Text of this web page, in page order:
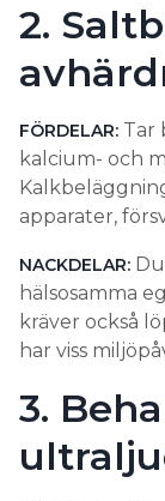
2.
FÖRDELAR: Tar
kalcium- och
apparater,
NACKDELAR:
hälsosamma
kräver också
har viss
3.